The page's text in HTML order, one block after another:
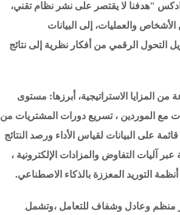
"هدفنا لا يقتصر على نشر نظام تقني،
والعمليات، إلى البيانات
التحول الرقمي من أفكار نظرية إلى نتائج
المزايا الاستراتيجية، أبرزها: مستوى
مع الموردين ، تسريع دورات المشتريات من
على البيانات لقياس الأداء ورصد النتائج
آليات التفاوض والمزادات الإلكترونية ،
التوريد المعززة بالذكاء الاصطناعي.
منظم وعادل وشفاف للتعامل ،وتشمل